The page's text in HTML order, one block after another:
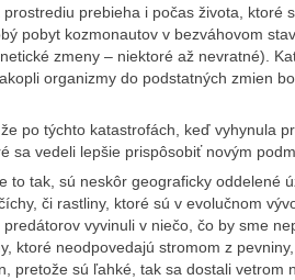
prebieha i počas života, ktoré
pobyt kozmonautov v bezváhovom
zmeny – niektoré až nevratné).
organizmy do podstatných zmien
po týchto katastrofách, keď vyhynula
sa vedeli lepšie prispôsobiť novým
to tak, sú neskôr geograficky oddelené
či rastliny, ktoré sú v evolučnom
vyvinuli v niečo, čo by sme
ktoré neodpovedajú stromom z
pretože sú ľahké, tak sa dostali vetrom